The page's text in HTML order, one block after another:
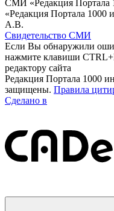
СМИ «Редакция Портала
«Редакция Портала
А.В.
Свидетельство СМИ
Если Вы обнаружили
нажмите клавиши
редактору сайта
Редакция Портала 1000
защищены. Правила
Сделано в